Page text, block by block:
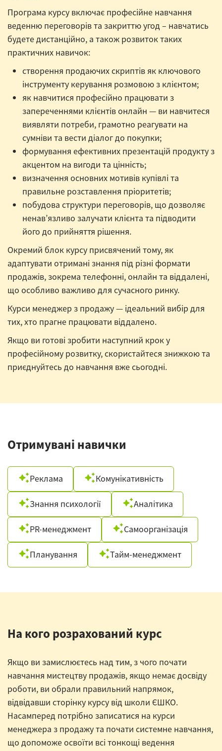
Програма курсу включає професійне навчання
веденню переговорів та закриттю угод – навчатись
будете дистанційно, а також розвиток таких
практичних навичок:
створення продаючих скриптів як ключового
інструменту керування розмовою з клієнтом;
як навчитися професійно працювати з
запереченнями клієнтів онлайн — ви навчитеся
виявляти потреби, грамотно реагувати на
сумніви та вести діалог до покупки;
формування ефективних презентацій продукту з
акцентом на вигоди та цінність;
визначення основних мотивів купівлі та
правильне розставлення пріоритетів;
побудова структури переговорів, що дозволяє
ненав’язливо залучати клієнта та підводити
його до прийняття рішення.
Окремий блок курсу присвячений тому, як
адаптувати отримані знання під різні формати
продажів, зокрема телефонні, онлайн та віддалені,
що особливо важливо для сучасного ринку.
Курси менеджер з продажу — ідеальний вибір для
тих, хто прагне працювати віддалено.
Якщо ви готові зробити наступний крок у
професійному розвитку, скористайтеся знижкою та
приєднуйтесь до навчання вже сьогодні.
Отримувані навички
Реклама Комунікативність
Знання психології Аналітика
PR-менеджмент Самоорганізація
Планування Тайм-менеджмент
На кого розрахований курс
Якщо ви замислюєтесь над тим, з чого почати
навчання мистецтву продажів, якщо немає досвіду
роботи, ви обрали правильний напрямок,
відвідавши сторінку курсу від школи ЄШКО.
Насамперед потрібно записатися на курси
менеджера з продажу та почати системне навчання,
що допоможе освоїти всі тонкощі ведення